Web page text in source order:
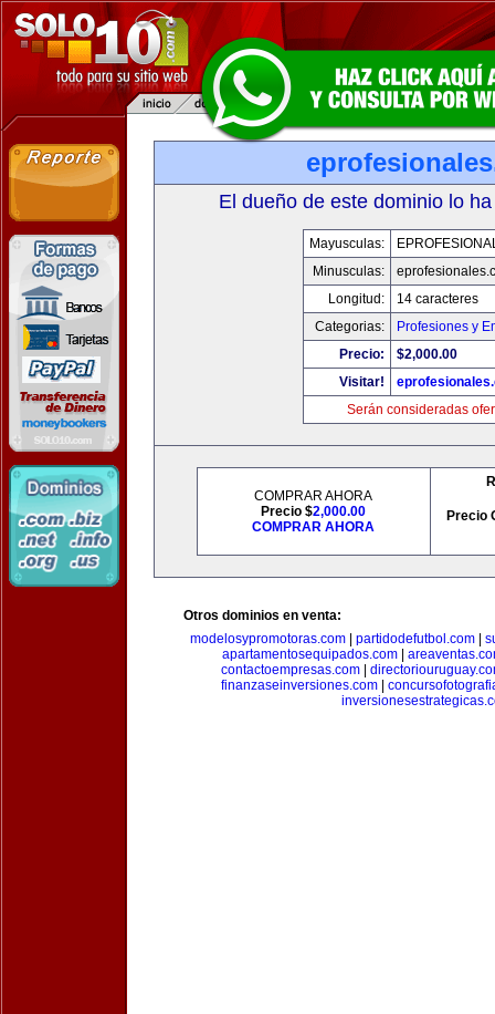
El dueño de este dominio lo
Mayusculas:
Minusculas:
Longitud:
14 caracteres
Categorias:
Profesiones y
Precio:
$2,000.00
Visitar!
Serán consideradas
COMPRAR AHORA
Precio $2,000.00
COMPRAR AHORA
Precio
Otros dominios en venta:
modelosypromotoras.com| partidodefutbol.com|
apartamentosequipados.com|
contactoempresas.com
finanzaseinversiones.com